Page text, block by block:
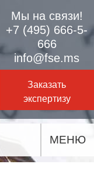
Мы на связи!
+7 (495) 666-5-
666
info@fse.ms
Заказать
экспертизу
МЕНЮ